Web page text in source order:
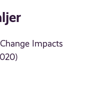
Impacts